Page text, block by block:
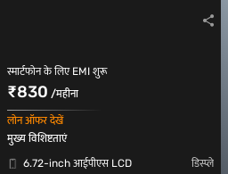
स्मार्टफोन के लिए EMI शुरू
₹830 /महीना
लोन ऑफर देखें
मुख्य विशिष्टताएं
6.72-inch आईपीएस LCD
डिस्प्ले